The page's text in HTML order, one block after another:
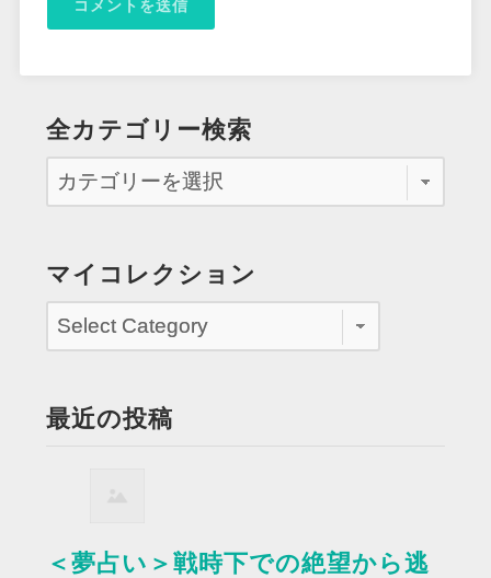
全カテゴリー検索
マイコレクション
最近の投稿
＜夢占い＞戦時下での絶望から逃